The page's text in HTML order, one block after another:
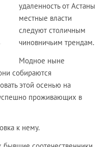
удаленность от Астаны
местные власти
следуют столичным
чиновничьим трендам.
Модное ныне
собираются
этой осенью на
проживающих в
к нему.